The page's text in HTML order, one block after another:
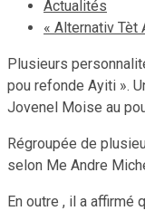
Actualités
« Alternativ Tèt
Plusieurs
pou refonde Ayiti ».
Jovenel Moise au
Régroupée de
selon Me Andre
En outre , il a affirmé